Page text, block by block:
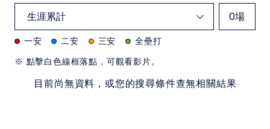
0場
一安 二安 三安
全壘打
※ 點擊白色線框落點，可觀看影片。
目前尚無資料，或您的搜尋條件查無相關結果